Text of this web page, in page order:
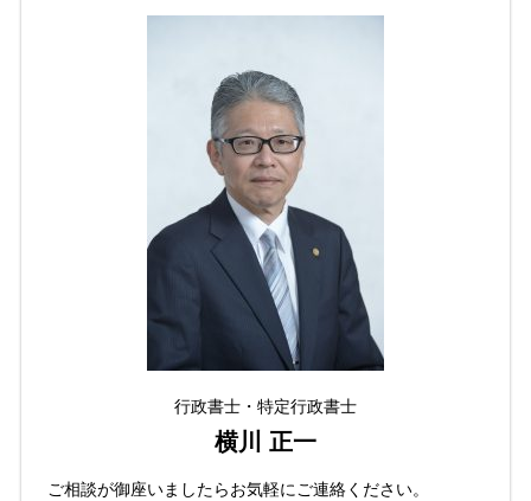
行政書士・特定行政書士
横川 正一
ご相談が御座いましたらお気軽にご連絡ください。